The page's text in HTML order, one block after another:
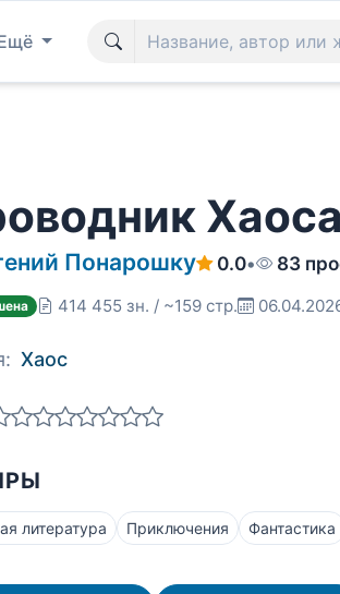
Понарошку 0.0• 83
414 455 зн. / ~159 стр.
Хаос
литература Приключения Фантастика